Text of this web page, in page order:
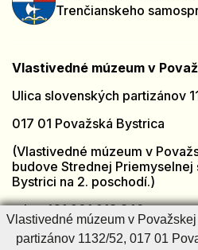
Trenčianskeho
Vlastivedné múzeum v
Ulica slovenských partizánov
017 01 Považská Bystrica
(Vlastivedné múzeum v
budove Strednej
Bystrici na 2. poschodí.)
tel.: +421 901 918 846
e-mail:
Vlastivedné múzeum v
partizánov 1132/52, 017 01